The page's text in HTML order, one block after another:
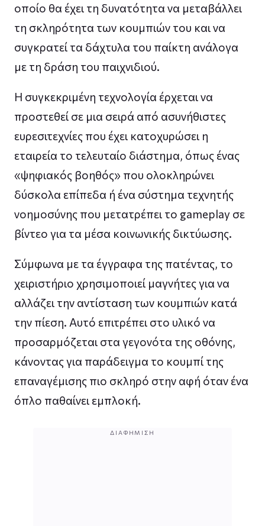
οποίο θα έχει τη δυνατότητα να μεταβάλλει
τη σκληρότητα των κουμπιών του και να
συγκρατεί τα δάχτυλα του παίκτη ανάλογα
με τη δράση του παιχνιδιού.
Η συγκεκριμένη τεχνολογία έρχεται να
προστεθεί σε μια σειρά από ασυνήθιστες
ευρεσιτεχνίες που έχει κατοχυρώσει η
εταιρεία το τελευταίο διάστημα, όπως ένας
«ψηφιακός βοηθός» που ολοκληρώνει
δύσκολα επίπεδα ή ένα σύστημα τεχνητής
νοημοσύνης που μετατρέπει το gameplay σε
βίντεο για τα μέσα κοινωνικής δικτύωσης.
Σύμφωνα με τα έγγραφα της πατέντας, το
χειριστήριο χρησιμοποιεί μαγνήτες για να
αλλάζει την αντίσταση των κουμπιών κατά
την πίεση. Αυτό επιτρέπει στο υλικό να
προσαρμόζεται στα γεγονότα της οθόνης,
κάνοντας για παράδειγμα το κουμπί της
επαναγέμισης πιο σκληρό στην αφή όταν ένα
όπλο παθαίνει εμπλοκή.
ΔΙΑΦΉΜΙΣΗ